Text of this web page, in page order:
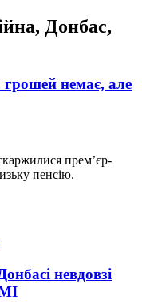
Донбас,
немає, але
прем’єр-
пенсію.
невдовзі